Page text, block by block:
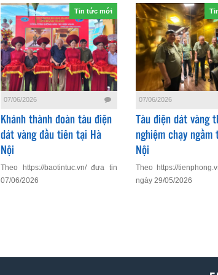
Tin tức mới
07/06/2026
Khánh thành đoàn tàu điện
dát vàng đầu tiên tại Hà
Nội
Theo https://baotintuc.vn/ đưa tin
07/06/2026
07/06/2026
Tàu điện dát vàng
nghiệm chạy ngầm
Nội
Theo https://
ngày 29/05/2026